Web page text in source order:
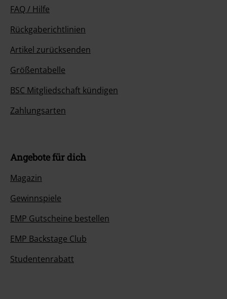
FAQ / Hilfe
Rückgaberichtlinien
Artikel zurücksenden
Größentabelle
BSC Mitgliedschaft kündigen
Zahlungsarten
Angebote für dich
Magazin
Gewinnspiele
EMP Gutscheine bestellen
EMP Backstage Club
Studentenrabatt